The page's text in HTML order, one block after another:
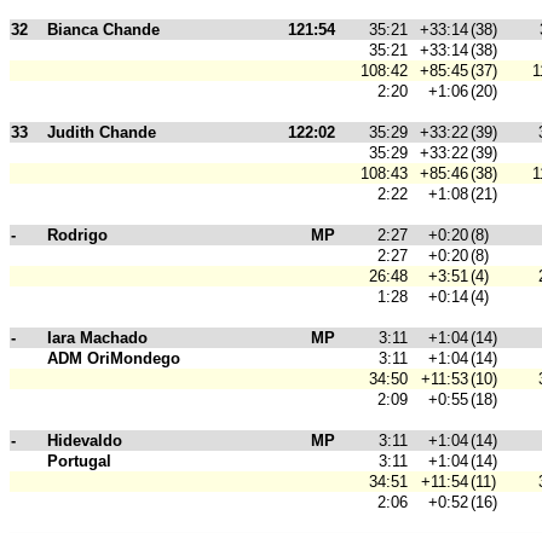
32 Bianca Chande 121:54 35:21 +33:14(38)
35:21
+33:14(38)
108:42
+85:45(37)
2:20
+1:06(20)
33 Judith Chande 122:02 35:29 +33:22(39)
35:29
+33:22(39)
108:43
+85:46(38)
2:22
+1:08(21)
- Rodrigo MP 2:27 +0:20(8)
2:27
+0:20(8)
26:48
+3:51(4)
1:28
+0:14(4)
- Iara Machado MP 3:11 +1:04(14)
ADM OriMondego
3:11 +1:04(14)
34:50
+11:53(10)
2:09
+0:55(18)
- Hidevaldo MP 3:11 +1:04(14)
Portugal
3:11 +1:04(14)
34:51
+11:54(11)
2:06
+0:52(16)